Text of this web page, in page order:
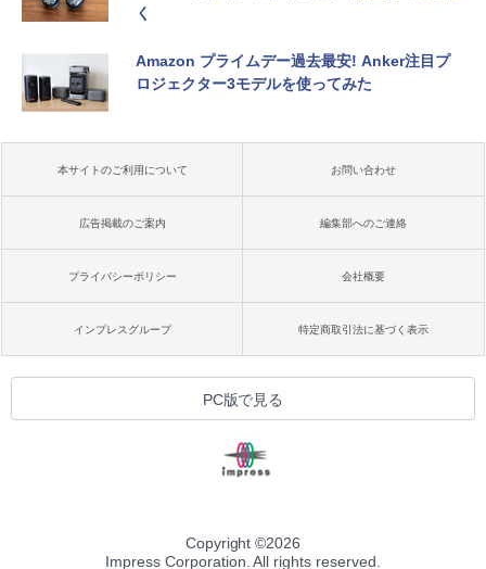
く
Amazon プライムデー過去最安! Anker注目プ
ロジェクター3モデルを使ってみた
本サイトのご利用について お問い合わせ
広告掲載のご案内 編集部へのご連絡
プライバシーポリシー 会社概要
インプレスグループ 特定商取引法に基づく表示
PC版で見る
Copyright ©2026
Impress Corporation. All rights reserved.